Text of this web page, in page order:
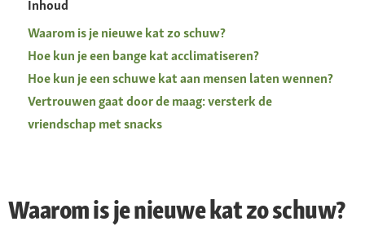
Inhoud
Waarom is je nieuwe kat zo schuw?
Hoe kun je een bange kat acclimatiseren?
Hoe kun je een schuwe kat aan mensen laten wennen?
Vertrouwen gaat door de maag: versterk de
vriendschap met snacks
Waarom is je nieuwe kat zo schuw?